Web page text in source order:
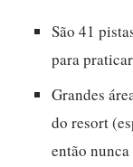
São 41
para
Grandes
do resort
então